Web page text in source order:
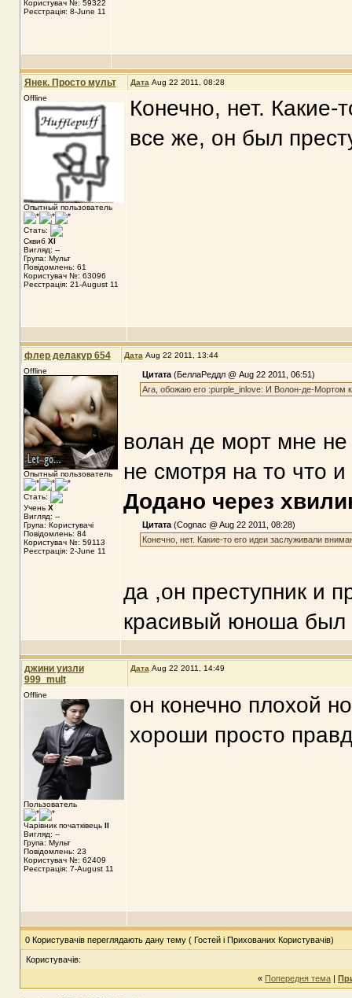
Користувач №: 59322
Реєстрація: 8-June 11
Янек. Просто мульт Дата Aug 22 2011, 08:28
Offline
Опытный пользователь
Стать:
Сквиб XI
Вигляд: --
Група: Мульт
Повідомлень: 61
Користувач №: 63096
Реєстрація: 21-August 11
Конечно, нет.
все же, он был
флер делакур 654 Дата Aug 22 2011, 13:44
Offline
Опытный пользователь
Стать:
Учень X
Вигляд: --
Група: Користувачі
Повідомлень: 84
Користувач №: 59113
Реєстрація: 2-June 11
Цитата(БеллаРеддл @ Aug 22 2011, 06:51)
Ага, обожаю его :purple_inlove: И Волон-де-Мортом
волан де морт мне
не смотря на то что
Додано через
Цитата(Cognac @ Aug 22 2011, 08:28)
Конечно, нет. Какие-то его идеи заслуживали
да ,он преступник и
красивый юноша был
джини уизли
999_mult
Дата Aug 22 2011, 14:49
Offline
Пользователь
Чарівник початківець II
Вигляд: --
Група: Мульт
Повідомлень: 23
Користувач №: 62409
Реєстрація: 7-August 11
он конечно плохой
хороши просто
0 Користувачів переглядають дану тему ( Гостей і Прихованих Користувачів)
Користувачів:
« Попередня тема |